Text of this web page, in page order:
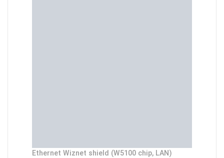
Ethernet Wiznet shield (W5100 chip, LAN)